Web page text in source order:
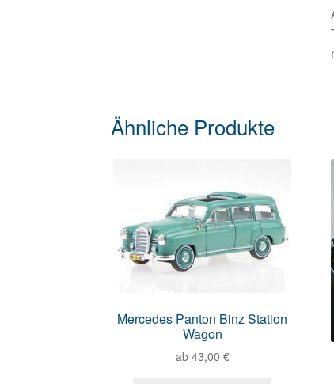
Ähnliche Produkte
Mercedes Panton Binz Station
Wagon
ab 43,00 €